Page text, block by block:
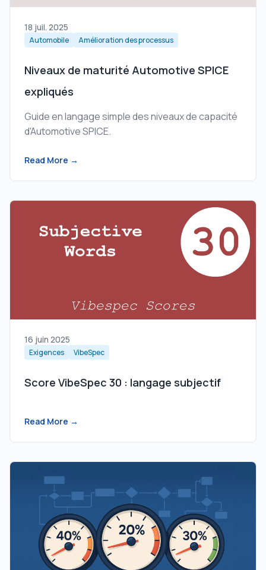
18 juil. 2025
Automobile Amélioration des processus
Niveaux de maturité Automotive SPICE
expliqués
Guide en langage simple des niveaux de capacité
d'Automotive SPICE.
Read More →
16 juin 2025
Exigences VibeSpec
Score VibeSpec 30 : langage subjectif
Read More →